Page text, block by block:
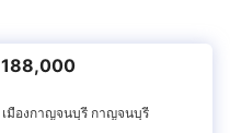
188,000
เมืองกาญจนบุรี กาญจนบุรี